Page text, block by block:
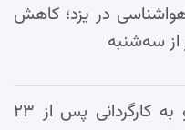
در یزد؛ کاهش
از سه‌شنبه
بازگشت دنی دویتو به کارگردانی پس از ۲۳